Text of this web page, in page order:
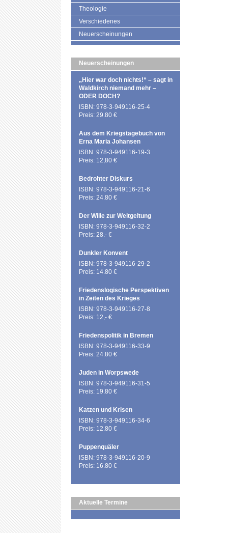
Theologie
Verschiedenes
Neuerscheinungen
Neuerscheinungen
„Hier war doch nichts!“ – sagt in
Waldkirch niemand mehr –
ODER DOCH?
ISBN: 978-3-949116-25-4
Preis: 29.80 €
Aus dem Kriegstagebuch von
Erna Maria Johansen
ISBN: 978-3-949116-19-3
Preis: 12,80 €
Bedrohter Diskurs
ISBN: 978-3-949116-21-6
Preis: 24.80 €
Der Wille zur Weltgeltung
ISBN: 978-3-949116-32-2
Preis: 28.- €
Dunkler Konvent
ISBN: 978-3-949116-29-2
Preis: 14.80 €
Friedenslogische Perspektiven
in Zeiten des Krieges
ISBN: 978-3-949116-27-8
Preis: 12,- €
Friedenspolitik in Bremen
ISBN: 978-3-949116-33-9
Preis: 24.80 €
Juden in Worpswede
ISBN: 978-3-949116-31-5
Preis: 19.80 €
Katzen und Krisen
ISBN: 978-3-949116-34-6
Preis: 12.80 €
Puppenquäler
ISBN: 978-3-949116-20-9
Preis: 16.80 €
Aktuelle Termine